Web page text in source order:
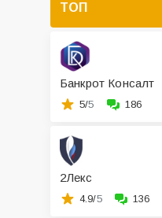
ТОП
Банкрот Консалт
5/5 186
2Лекс
4.9/5 136